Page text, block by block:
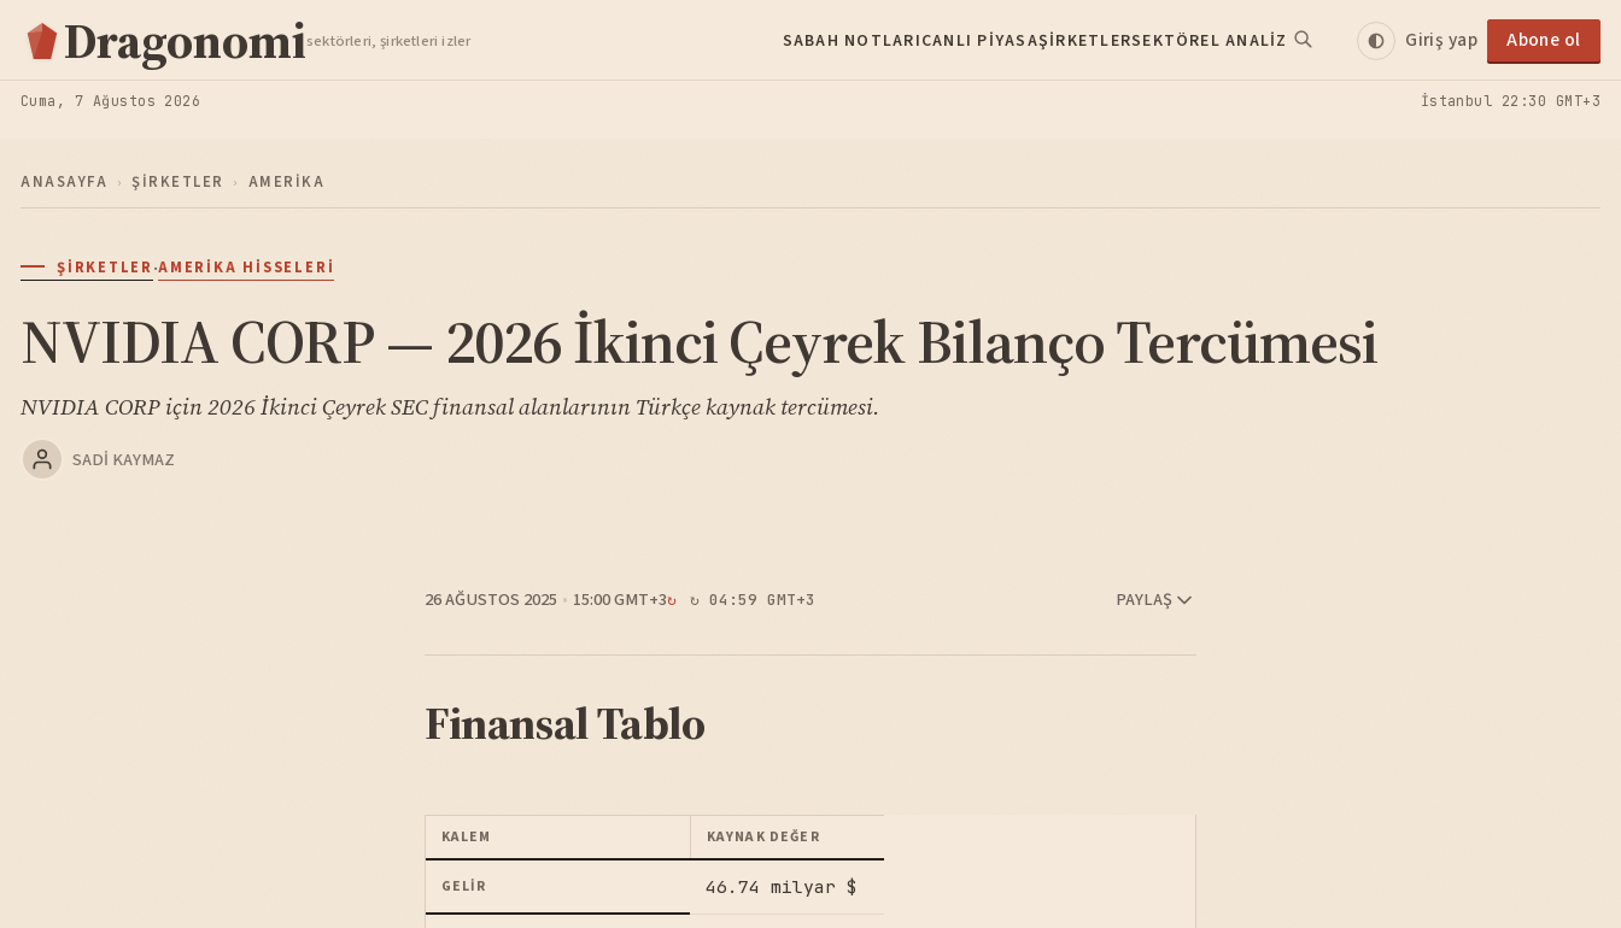
Dragonomisektörleri, şirketleri izler SABAH NOTLARICANLI PIYASAŞIRKETLERSEKTÖREL ANALIZ Giriş yap Abone ol
Cuma, 7 Ağustos 2026 İstanbul 22:30 GMT+3
ANASAYFA › ŞIRKETLER › AMERIKA
ŞIRKETLER·AMERIKA HISSELERI
NVIDIA CORP — 2026 İkinci Çeyrek Bilanço Tercümesi
NVIDIA CORP için 2026 İkinci Çeyrek SEC finansal alanlarının Türkçe kaynak tercümesi.
SADI KAYMAZ
26 AĞUSTOS 2025 15:00 GMT+3 ↻ 04:59 GMT+3 PAYLAŞ
Finansal Tablo
KALEM KAYNAK DEĞER
GELIR 46.74 milyar $